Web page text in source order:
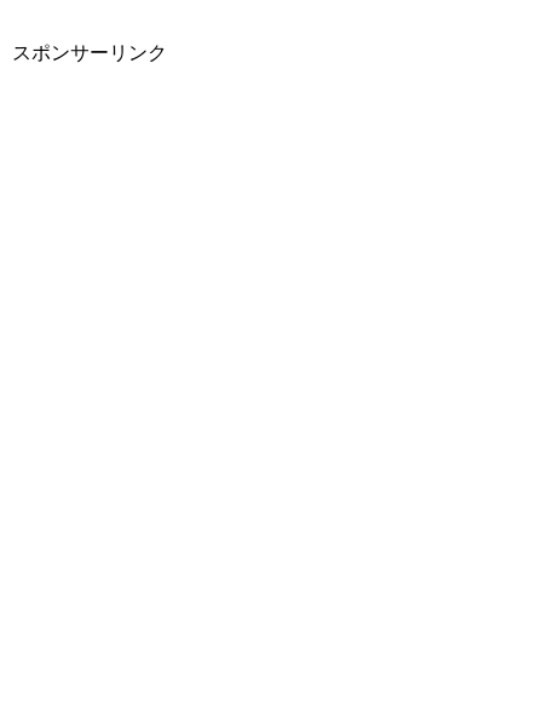
スポンサーリンク